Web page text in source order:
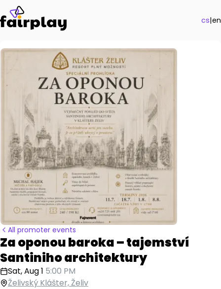
cs|en
All promoter events
Za oponou baroka – tajemství
Santiniho architektury
Sat, Aug 1 5:00 PM
Želivský Klášter, Želiv